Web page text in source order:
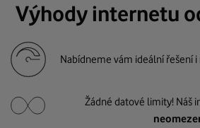
Výhody internetu
Nabídneme vám ideální řešení i
Žádné datové limity! Náš